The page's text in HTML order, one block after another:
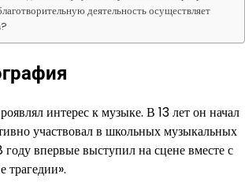
деятельность осуществляет
интерес к музыке. В 13 лет он начал
участвовал в школьных музыкальных
году впервые выступил на сцене вместе с
трагедии».